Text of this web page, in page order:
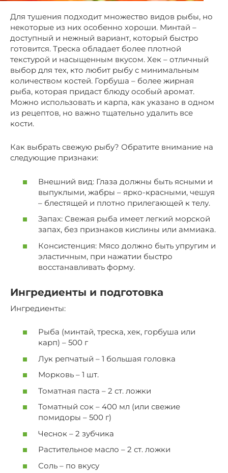
Для тушения подходит множество видов рыбы, но
некоторые из них особенно хороши. Минтай –
доступный и нежный вариант, который быстро
готовится. Треска обладает более плотной
текстурой и насыщенным вкусом. Хек – отличный
выбор для тех, кто любит рыбу с минимальным
количеством костей. Горбуша – более жирная
рыба, которая придаст блюду особый аромат.
Можно использовать и карпа, как указано в одном
из рецептов, но важно тщательно удалить все
кости.
Как выбрать свежую рыбу? Обратите внимание на
следующие признаки:
Внешний вид: Глаза должны быть ясными и
выпуклыми, жабры – ярко-красными, чешуя
– блестящей и плотно прилегающей к телу.
Запах: Свежая рыба имеет легкий морской
запах, без признаков кислины или аммиака.
Консистенция: Мясо должно быть упругим и
эластичным, при нажатии быстро
восстанавливать форму.
Ингредиенты и подготовка
Ингредиенты:
Рыба (минтай, треска, хек, горбуша или
карп) – 500 г
Лук репчатый – 1 большая головка
Морковь – 1 шт.
Томатная паста – 2 ст. ложки
Томатный сок – 400 мл (или свежие
помидоры – 500 г)
Чеснок – 2 зубчика
Растительное масло – 2 ст. ложки
Соль – по вкусу